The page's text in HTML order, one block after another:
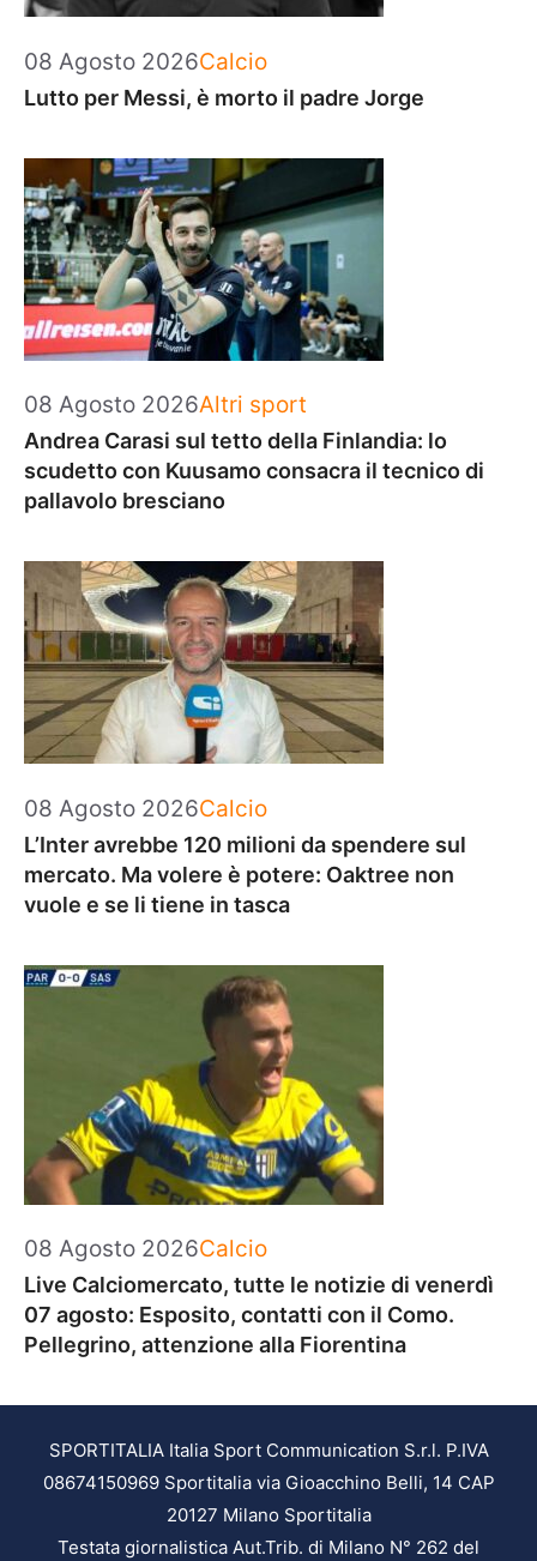
08 Agosto 2026Categorie
Calcio
Lutto per Messi, è morto il padre Jorge
08 Agosto 2026Categorie
Altri sport
Andrea Carasi sul tetto della Finlandia: lo
scudetto con Kuusamo consacra il tecnico di
pallavolo bresciano
08 Agosto 2026Categorie
Calcio
L’Inter avrebbe 120 milioni da spendere sul
mercato. Ma volere è potere: Oaktree non
vuole e se li tiene in tasca
08 Agosto 2026Categorie
Calcio
Live Calciomercato, tutte le notizie di venerdì
07 agosto: Esposito, contatti con il Como.
Pellegrino, attenzione alla Fiorentina
SPORTITALIA Italia Sport Communication S.r.l. P.IVA
08674150969 Sportitalia via Gioacchino Belli, 14 CAP
20127 Milano Sportitalia
Testata giornalistica Aut.Trib. di Milano N° 262 del